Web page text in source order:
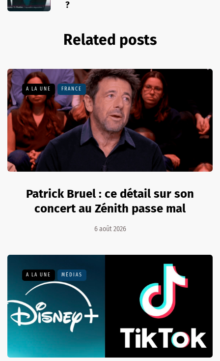
?
Related posts
A LA UNE FRANCE
Patrick Bruel : ce détail sur son
concert au Zénith passe mal
6 août 2026
A LA UNE MÉDIAS